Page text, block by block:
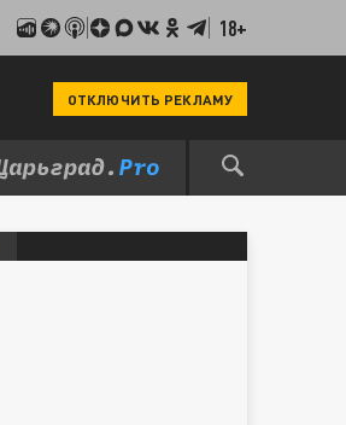
18+
ОТКЛЮЧИТЬ РЕКЛАМУ